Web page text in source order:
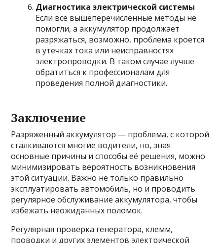
Диагностика электрической системы
Если все вышеперечисленные методы не
помогли, а аккумулятор продолжает
разряжаться, возможно, проблема кроется
в утечках тока или неисправностях
электропроводки. В таком случае лучше
обратиться к профессионалам для
проведения полной диагностики.
Заключение
Разряженный аккумулятор — проблема, с которой
сталкиваются многие водители, но, зная
основные причины и способы её решения, можно
минимизировать вероятность возникновения
этой ситуации. Важно не только правильно
эксплуатировать автомобиль, но и проводить
регулярное обслуживание аккумулятора, чтобы
избежать неожиданных поломок.
Регулярная проверка генератора, клемм,
проводки и других элементов электрической